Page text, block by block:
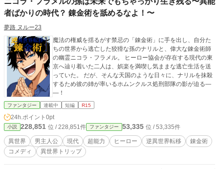
者ばかりの時代？ 錬金術を舐めるなよ！〜
夢路 ヌルー23
魔法の権威を揺るがす禁忌の「錬金術」に手を出し、自分た
ちの世界から逃亡した狡猾な孫のナリルと、偉大な錬金術師
の幽霊ニコラ・フラメル。 ヒーロー協会が存在する現代の東
京へ辿り着いた二人は、娯楽を満喫し気ままな逃亡生活を送
っていた。 だが、そんな天国のような日々に、ナリルを抹殺
するため彼の姉が率いるホムンクルス処刑部隊の影が迫る―
―！
ファンタジー 連載中 短編 R15
24h.ポイント 0pt
小説 228,851 位 / 228,851件 ファンタジー 53,335 位 / 53,335件
異世界 男主人公 現代 超能力 ヒーロー 逆異世界転移
錬金術
コメディ
異世界トリップ